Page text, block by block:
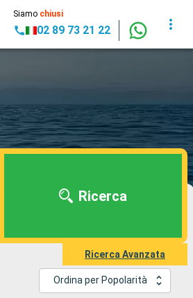
Siamo chiusi
02 89 73 21 22
Ricerca
Ricerca Avanzata
Ordina per Popolarità